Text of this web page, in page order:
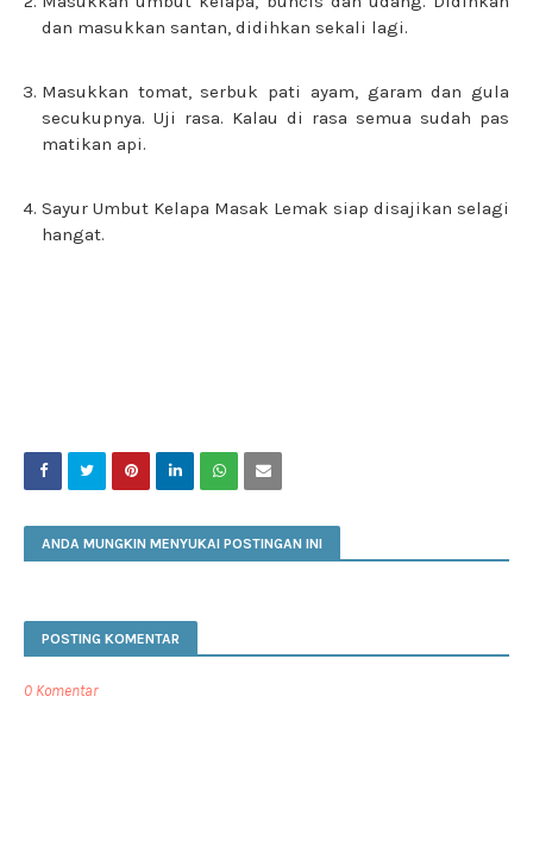
dan masukkan santan, didihkan sekali lagi.
Masukkan tomat, serbuk pati ayam, garam dan gula
secukupnya. Uji rasa. Kalau di rasa semua sudah pas
matikan api.
Sayur Umbut Kelapa Masak Lemak siap disajikan selagi
hangat.
ANDA MUNGKIN MENYUKAI POSTINGAN INI
POSTING KOMENTAR
0 Komentar